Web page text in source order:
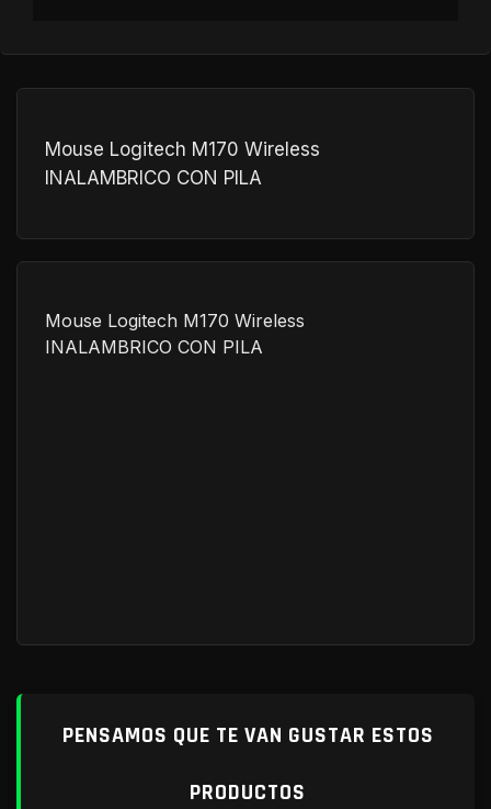
Mouse Logitech M170 Wireless
INALAMBRICO CON PILA
Mouse Logitech M170 Wireless
INALAMBRICO CON PILA
PENSAMOS QUE TE VAN GUSTAR ESTOS
PRODUCTOS